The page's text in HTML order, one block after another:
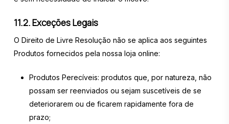
11.2. Exceções Legais
O Direito de Livre Resolução não se aplica aos seguintes
Produtos fornecidos pela nossa loja online:
Produtos Perecíveis: produtos que, por natureza, não
possam ser reenviados ou sejam suscetíveis de se
deteriorarem ou de ficarem rapidamente fora de
prazo;